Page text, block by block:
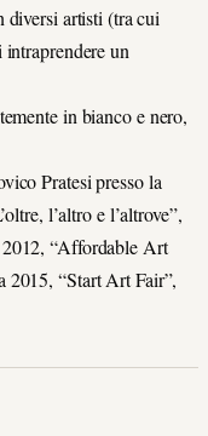
diversi artisti (tra cui
un
in bianco e nero,
Pratesi presso la
l’altro e l’altrove”,
“Affordable Art
2015, “Start Art Fair”,